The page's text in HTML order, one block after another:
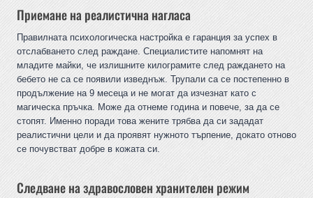
Приемане на реалистична нагласа
Правилната психологическа настройка е гаранция за успех в
отслабването след раждане. Специалистите напомнят на
младите майки, че излишните килограмите след раждането на
бебето не са се появили изведнъж. Трупали са се постепенно в
продължение на 9 месеца и не могат да изчезнат като с
магическа пръчка. Може да отнеме година и повече, за да се
стопят. Именно поради това жените трябва да си зададат
реалистични цели и да проявят нужното търпение, докато отново
се почувстват добре в кожата си.
Следване на здравословен хранителен режим